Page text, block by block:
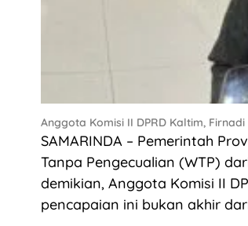
Anggota Komisi II DPRD Kaltim,
SAMARINDA – Pemerintah
Tanpa Pengecualian (WTP)
demikian, Anggota Komisi II
pencapaian ini bukan akhir